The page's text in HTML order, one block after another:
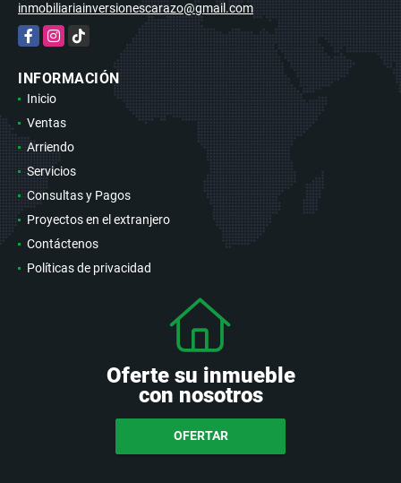
inmobiliariainversionescarazo@gmail.com
FacebookInstagram
TikTok
INFORMACIÓN
Inicio
Ventas
Arriendo
Servicios
Consultas y Pagos
Proyectos en el extranjero
Contáctenos
Políticas de privacidad
Oferte su inmueble
con nosotros
OFERTAR